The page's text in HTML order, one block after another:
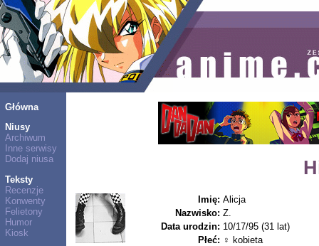
Główna
Niusy
Archiwum
Inne serwisy
Dodaj niusa
Teksty
Recenzje
Konwenty
Felietony
Humor
Kiosk
Imię: Alicja
Nazwisko: Z.
Data urodzin: 10/17/95 (31 lat)
Płeć: ♀ kobieta